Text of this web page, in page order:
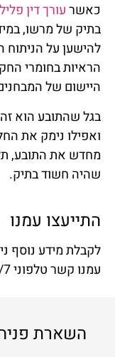
כאשרעורך דין
בתיק של מרשו,
להישען על הניתוח
הראיות בחומרי
היישום של
בגל שהתובע הוא
ואפילו נימק את
מחדש את התובע,
שהיה חשוד בתיק.
התייעצו עמנו
לקבלת מידע נוסף
עמנו קשר טלפוני 24/7.
השארת